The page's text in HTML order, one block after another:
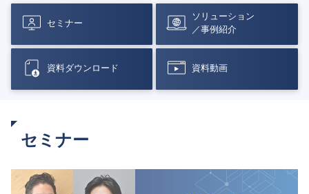
セミナー
ソリューション
／事例紹介
資料ダウンロード 資料動画
セミナー